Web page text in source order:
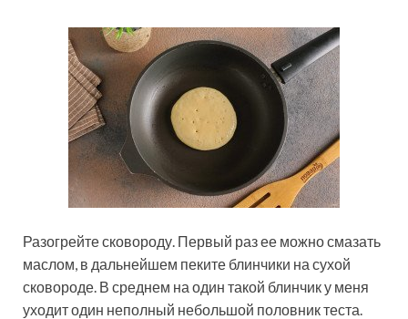
Разогрейте сковороду. Первый раз ее можно смазать
маслом, в дальнейшем пеките блинчики на сухой
сковороде. В среднем на один такой блинчик у меня
уходит один неполный небольшой половник теста.